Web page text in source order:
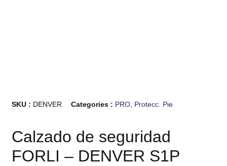
SKU : DENVER Categories : PRO Protecc. Pie
Calzado de seguridad
FORLI – DENVER S1P